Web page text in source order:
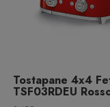
Tostapane 4x4
TSF03RDEU